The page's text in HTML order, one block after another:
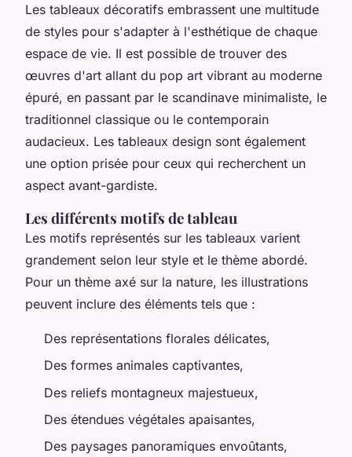
Les tableaux décoratifs embrassent une multitude
de styles pour s'adapter à l'esthétique de chaque
espace de vie. Il est possible de trouver des
œuvres d'art allant du pop art vibrant au moderne
épuré, en passant par le scandinave minimaliste, le
traditionnel classique ou le contemporain
audacieux. Les tableaux design sont également
une option prisée pour ceux qui recherchent un
aspect avant-gardiste.
Les différents motifs de tableau
Les motifs représentés sur les tableaux varient
grandement selon leur style et le thème abordé.
Pour un thème axé sur la nature, les illustrations
peuvent inclure des éléments tels que :
Des représentations florales délicates,
Des formes animales captivantes,
Des reliefs montagneux majestueux,
Des étendues végétales apaisantes,
Des paysages panoramiques envoûtants,